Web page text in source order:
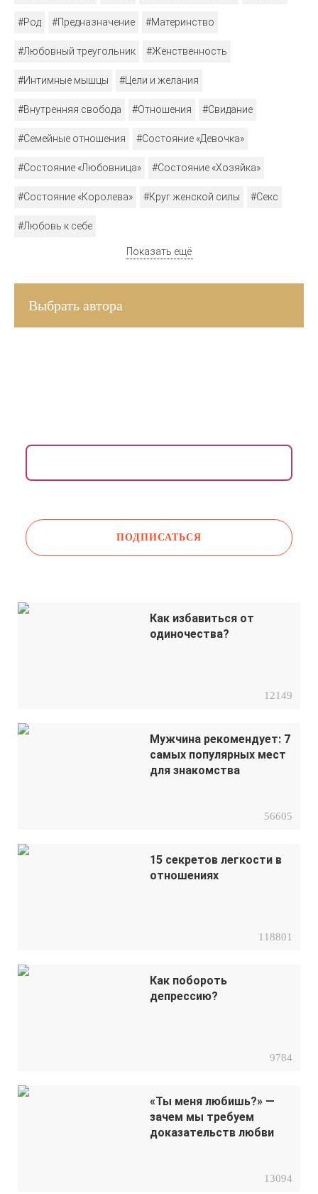
#Род #Предназначение #Материнство
#Любовный треугольник #Женственность
#Интимные мышцы #Цели и желания
#Внутренняя свобода #Отношения #Свидание
#Семейные отношения #Состояние «Девочка»
#Состояние «Любовница» #Состояние «Хозяйка»
#Состояние «Королева» #Круг женской силы #Секс
#Любовь к себе
Показать ещё
Выбрать автора
Как избавиться от
одиночества?
12149
Мужчина рекомендует: 7
самых популярных мест
для знакомства
56605
15 секретов легкости в
отношениях
118801
Как побороть
депрессию?
9784
«Ты меня любишь?» —
зачем мы требуем
доказательств любви
13094